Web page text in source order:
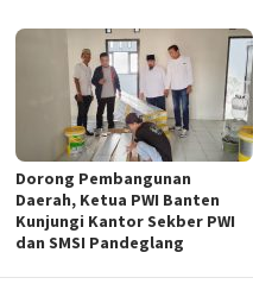
Dorong Pembangunan
Daerah, Ketua PWI Banten
Kunjungi Kantor Sekber PWI
dan SMSI Pandeglang